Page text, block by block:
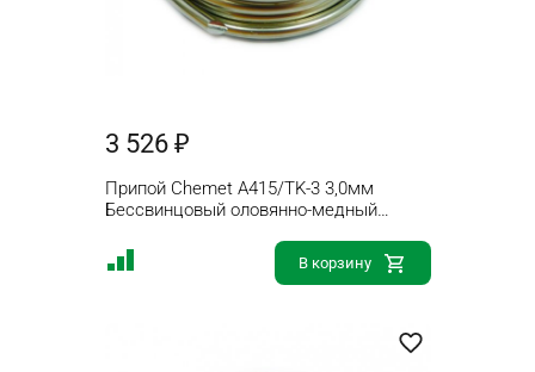
3 526 ₽
Припой Chemet A415/TK-3 3,0мм
Бессвинцовый оловянно-медный
В корзину